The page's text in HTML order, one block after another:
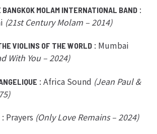
BANGKOK MOLAM INTERNATIONAL BAND :
(21st Century Molam – 2014)
VIOLINS OF THE WORLD : Mumbai
With You – 2024)
: Africa Sound (Jean Paul &
: Prayers (Only Love Remains – 2024)